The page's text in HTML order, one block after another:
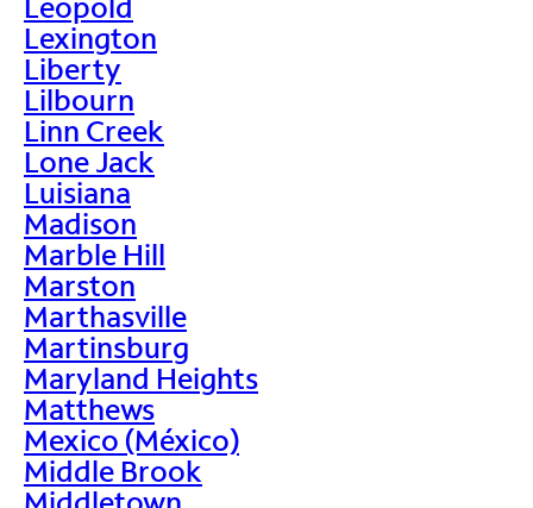
Lexington
Liberty
Lilbourn
Linn Creek
Lone Jack
Luisiana
Madison
Marble Hill
Marston
Marthasville
Martinsburg
Maryland Heights
Matthews
Mexico (México)
Middle Brook